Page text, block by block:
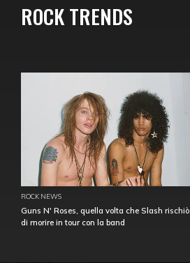
ROCK TRENDS
ROCK NEWS
Guns N' Roses, quella volta che Slash rischiò
di morire in tour con la band